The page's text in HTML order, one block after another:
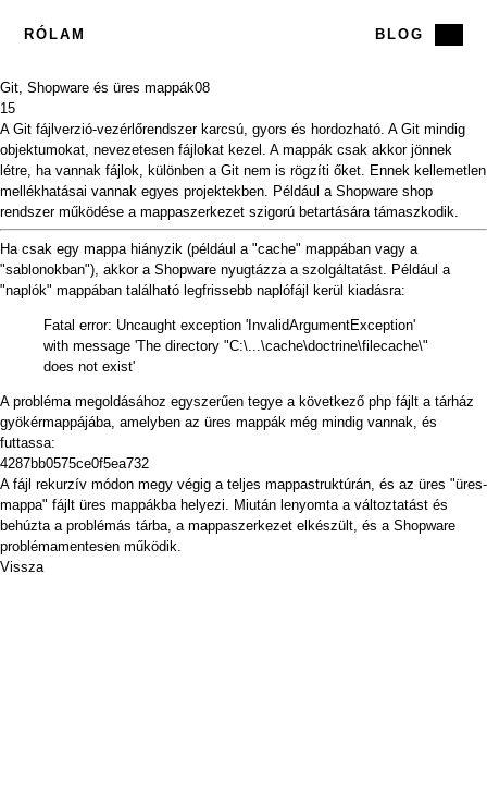
RÓLAM BLOG
Git, Shopware és üres mappák08
15
A Git fájlverzió-vezérlőrendszer karcsú, gyors és hordozható. A Git mindig
objektumokat, nevezetesen fájlokat kezel. A mappák csak akkor jönnek
létre, ha vannak fájlok, különben a Git nem is rögzíti őket. Ennek kellemetlen
mellékhatásai vannak egyes projektekben. Például a Shopware shop
rendszer működése a mappaszerkezet szigorú betartására támaszkodik.
Ha csak egy mappa hiányzik (például a "cache" mappában vagy a
"sablonokban"), akkor a Shopware nyugtázza a szolgáltatást. Például a
"naplók" mappában található legfrissebb naplófájl kerül kiadásra:
Fatal error: Uncaught exception 'InvalidArgumentException'
with message 'The directory "C:\...\cache\doctrine\filecache\"
does not exist'
A probléma megoldásához egyszerűen tegye a következő php fájlt a tárház
gyökérmappájába, amelyben az üres mappák még mindig vannak, és
futtassa:
4287bb0575ce0f5ea732
A fájl rekurzív módon megy végig a teljes mappastruktúrán, és az üres "üres-
mappa" fájlt üres mappákba helyezi. Miután lenyomta a változtatást és
behúzta a problémás tárba, a mappaszerkezet elkészült, és a Shopware
problémamentesen működik.
Vissza